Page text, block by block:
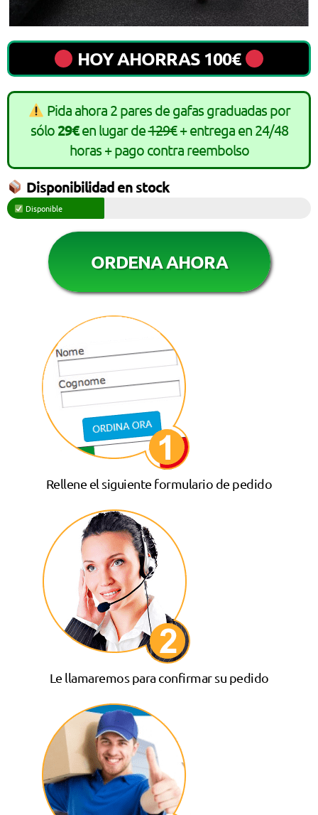
HOY AHORRAS 100€
Pida ahora 2 pares de gafas graduadas por
sólo 29€en lugar de129€+ entrega en 24/48
horas + pago contra reembolso
Disponibilidad en stock
Disponible
ORDENA AHORA
Rellene el siguiente formulario de pedido
Le llamaremos para confirmar su pedido